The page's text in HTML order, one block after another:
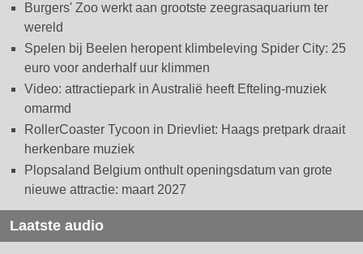
Burgers' Zoo werkt aan grootste zeegrasaquarium ter
wereld
Spelen bij Beelen heropent klimbeleving Spider City: 25
euro voor anderhalf uur klimmen
Video: attractiepark in Australië heeft Efteling-muziek
omarmd
RollerCoaster Tycoon in Drievliet: Haags pretpark draait
herkenbare muziek
Plopsaland Belgium onthult openingsdatum van grote
nieuwe attractie: maart 2027
Laatste audio